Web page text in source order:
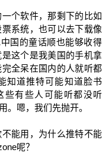
个软件，那剩下的比如
系统，也可以去下载像
国的童话顺也能够收得
这个是我美国的手机拿
全呆在国内的人就听都
知道推特可能知道脸书
些有些人可能听都没听
。嗯，我们先抛开。
能用，为什么推特不能
呢？